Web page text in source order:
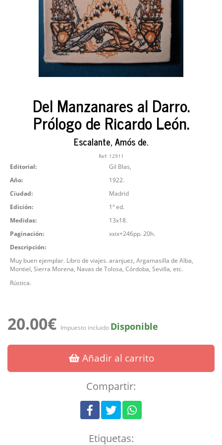
Del Manzanares al Darro.
Prólogo de Ricardo León.
Escalante, Amós de.
Ref: 12911
Editorial:
Gil Blas,
Año:
1922.
Ciudad:
Madrid
Edición:
1ª ed.
Medidas:
13x18.
Paginación:
xxix+246pp. 20h.
Descripción:
Muy buen ejemplar. Libro de viajes. aranjuez, Argamasilla de Alba,
Montiel, Sierra Morena, Navas de Tolosa, Córdoba, Sevilla, etc.
Rústica.
20.00€ Impuesto incluido Disponible
Añadir al carrito
Compartir:
Etiquetas: